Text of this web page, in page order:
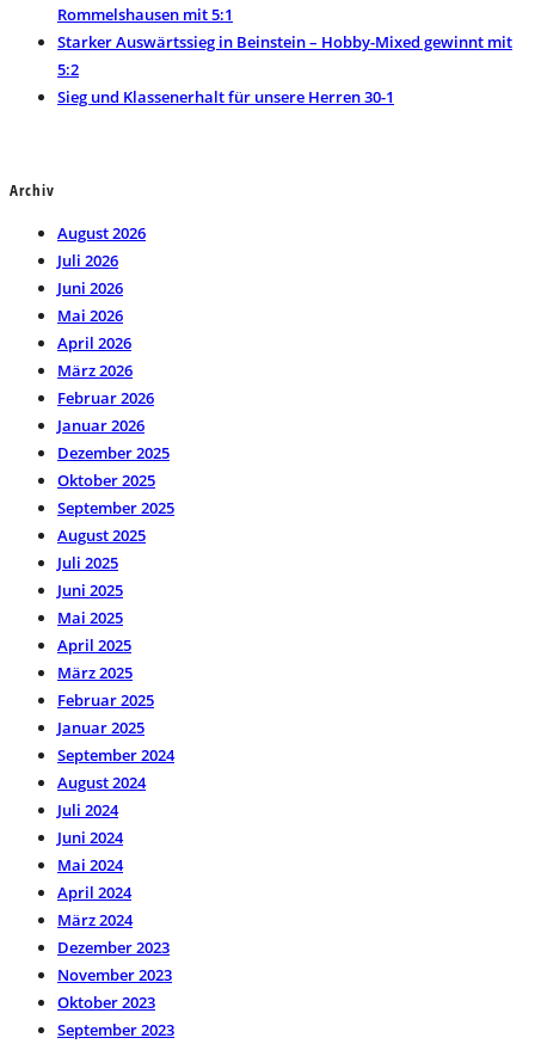
Rommelshausen mit 5:1
Starker Auswärtssieg in Beinstein – Hobby-Mixed gewinnt mit
5:2
Sieg und Klassenerhalt für unsere Herren 30-1
Archiv
August 2026
Juli 2026
Juni 2026
Mai 2026
April 2026
März 2026
Februar 2026
Januar 2026
Dezember 2025
Oktober 2025
September 2025
August 2025
Juli 2025
Juni 2025
Mai 2025
April 2025
März 2025
Februar 2025
Januar 2025
September 2024
August 2024
Juli 2024
Juni 2024
Mai 2024
April 2024
März 2024
Dezember 2023
November 2023
Oktober 2023
September 2023